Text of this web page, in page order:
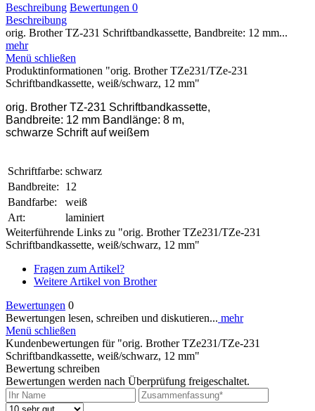
Beschreibung Bewertungen 0
Beschreibung
orig. Brother TZ-231 Schriftbandkassette, Bandbreite: 12 mm...
mehr
Menü schließen
Produktinformationen "orig. Brother TZe231/TZe-231
Schriftbandkassette, weiß/schwarz, 12 mm"
orig. Brother TZ-231 Schriftbandkassette,
Bandbreite: 12 mm Bandlänge: 8 m,
schwarze Schrift auf weißem
Schriftfarbe: schwarz
Bandbreite:
12
Bandfarbe:
weiß
Art:
laminiert
Weiterführende Links zu "orig. Brother TZe231/TZe-231
Schriftbandkassette, weiß/schwarz, 12 mm"
Fragen zum Artikel?
Weitere Artikel von Brother
Bewertungen 0
Bewertungen lesen, schreiben und diskutieren... mehr
Menü schließen
Kundenbewertungen für "orig. Brother TZe231/TZe-231
Schriftbandkassette, weiß/schwarz, 12 mm"
Bewertung schreiben
Bewertungen werden nach Überprüfung freigeschaltet.